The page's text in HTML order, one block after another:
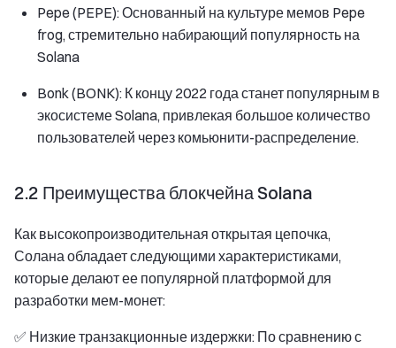
Pepe (PEPE): Основанный на культуре мемов Pepe
frog, стремительно набирающий популярность на
Solana
Bonk (BONK): К концу 2022 года станет популярным в
экосистеме Solana, привлекая большое количество
пользователей через комьюнити-распределение.
2.2 Преимущества блокчейна Solana
Как высокопроизводительная открытая цепочка,
Солана обладает следующими характеристиками,
которые делают ее популярной платформой для
разработки мем-монет:
✅ Низкие транзакционные издержки: По сравнению с